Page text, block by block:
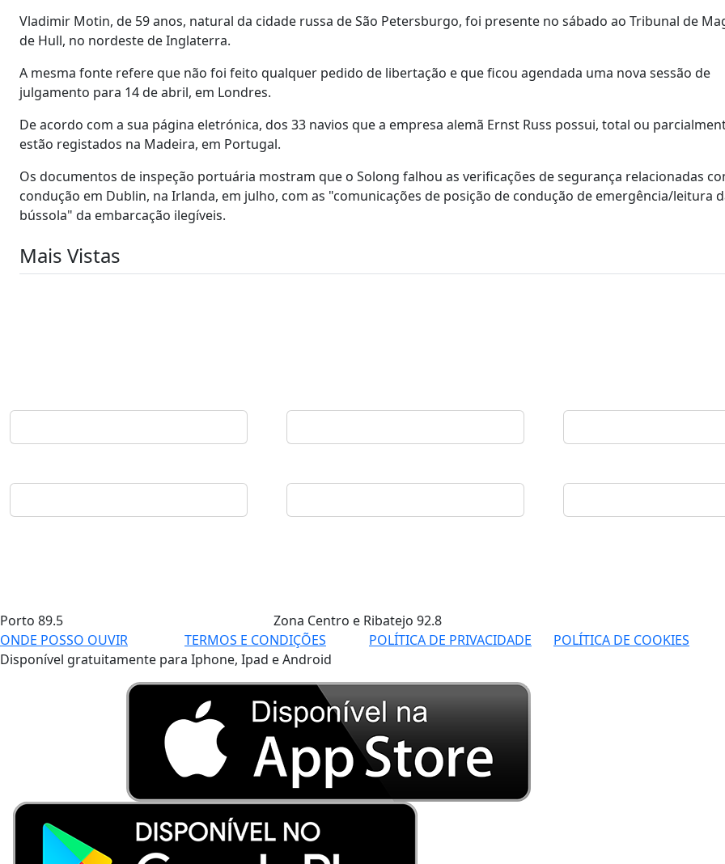
Vladimir Motin, de 59 anos, natural da cidade russa de São Petersburgo, foi presente no sábado ao Tribunal de
de Hull, no nordeste de Inglaterra.
A mesma fonte refere que não foi feito qualquer pedido de libertação e que ficou agendada uma nova sessão de
julgamento para 14 de abril, em Londres.
De acordo com a sua página eletrónica, dos 33 navios que a empresa alemã Ernst Russ possui, total ou
estão registados na Madeira, em Portugal.
Os documentos de inspeção portuária mostram que o Solong falhou as verificações de segurança relacionadas
condução em Dublin, na Irlanda, em julho, com as "comunicações de posição de condução de emergência/leitura
bússola" da embarcação ilegíveis.
Mais Vistas
Porto 89.5 Zona Centro e Ribatejo 92.8
ONDE POSSO OUVIR
TERMOS E CONDIÇÕES POLÍTICA DE PRIVACIDADE POLÍTICA DE COOKIES
Disponível gratuitamente para Iphone, Ipad e Android